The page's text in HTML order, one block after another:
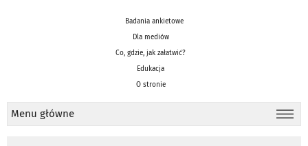
Badania ankietowe
Dla mediów
Co, gdzie, jak załatwić?
Edukacja
O stronie
Menu główne